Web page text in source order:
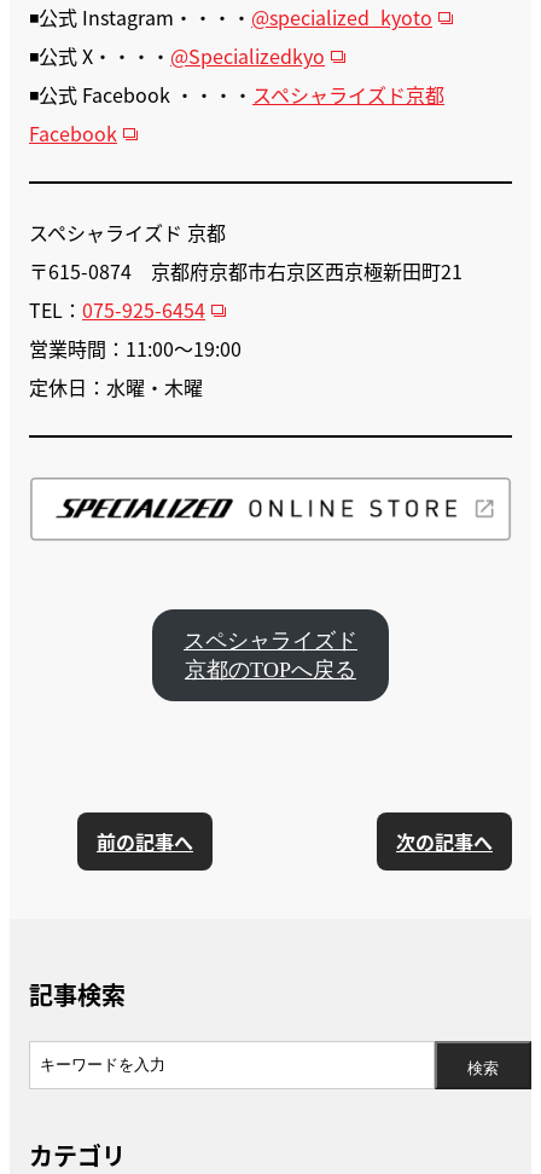
◾️公式 Instagram・・・・ @specialized_kyoto
◾️公式 X・・・・ @Specializedkyo
◾️公式 Facebook ・・・・ スペシャライズド京都
Facebook
スペシャライズド 京都
〒615-0874 京都府京都市右京区西京極新田町21
TEL： 075-925-6454
営業時間：11:00〜19:00
定休日：水曜・木曜
スペシャライズド
京都のTOPへ戻る
前の記事へ 次の記事へ
記事検索
カテゴリ